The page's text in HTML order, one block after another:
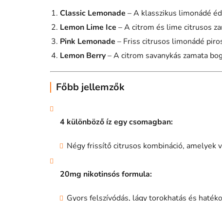
Classic Lemonade – A klasszikus limonádé
Lemon Lime Ice – A citrom és lime citrusos
Pink Lemonade – Friss citrusos limonádé
Lemon Berry– A citrom savanykás zamata
Főbb jellemzők
4 különböző íz egy csomagban:
Négy frissítő citrusos kombináció, amelyek
20mg nikotinsós formula:
Gyors felszívódás, lágy torokhatás és